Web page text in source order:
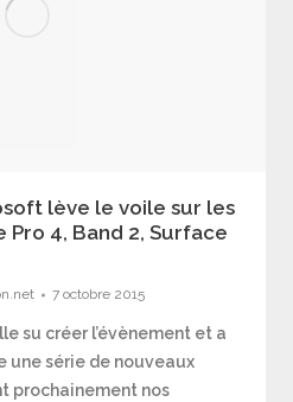
lève le voile sur les
Pro 4, Band 2, Surface
7 octobre 2015
su créer l’évènement et a
une série de nouveaux
prochainement nos